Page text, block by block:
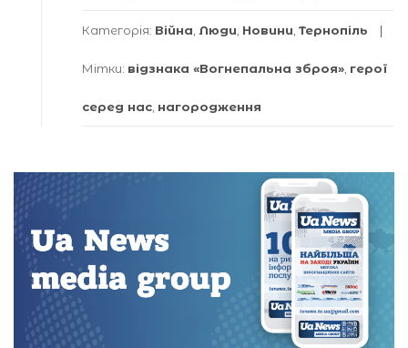
Категорія: Війна Люди Новини Тернопіль
Мітки: відзнака «Вогнепальна зброя» герої
серед нас нагородження